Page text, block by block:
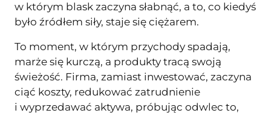
w którym blask zaczyna słabnąć, a to, co kiedyś
było źródłem siły, staje się ciężarem.
To moment, w którym przychody spadają,
marże się kurczą, a produkty tracą swoją
świeżość. Firma, zamiast inwestować, zaczyna
ciąć koszty, redukować zatrudnienie
i wyprzedawać aktywa, próbując odwlec to,